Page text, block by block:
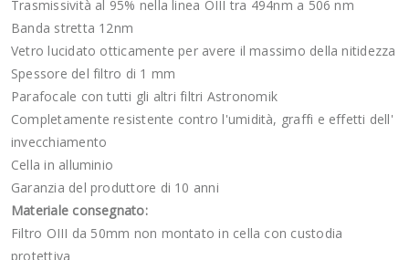
Trasmissività al 95% nella linea OIII tra 494nm a 506 nm
Banda stretta 12nm
Vetro lucidato otticamente per avere il massimo della nitidezza
Spessore del filtro di 1 mm
Parafocale con tutti gli altri filtri Astronomik
Completamente resistente contro l'umidità, graffi e effetti dell'
invecchiamento
Cella in alluminio
Garanzia del produttore di 10 anni
Materiale consegnato:
Filtro OIII da 50mm non montato in cella con custodia
protettiva